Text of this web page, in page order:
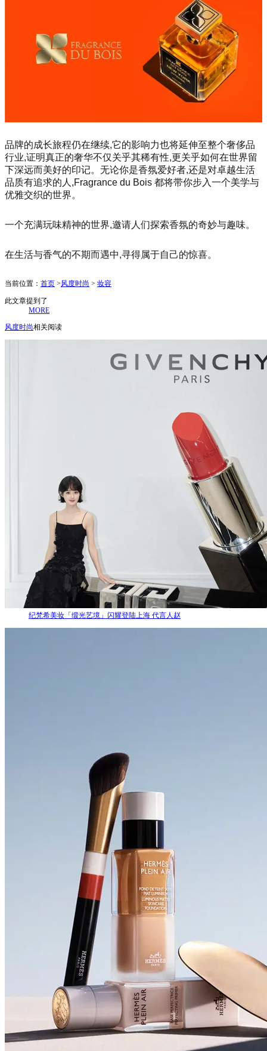
品牌的成长旅程仍在继续,它的影响力也将延伸至整个奢侈品
行业,证明真正的奢华不仅关乎其稀有性,更关乎如何在世界留
下深远而美好的印记。无论你是香氛爱好者,还是对卓越生活
品质有追求的人,Fragrance du Bois 都将带你步入一个美学与
优雅交织的世界。
一个充满玩味精神的世界,邀请人们探索香氛的奇妙与趣味。
在生活与香气的不期而遇中,寻得属于自己的惊喜。
当前位置： 首页 >风度时尚 > 妆容
此文章提到了
MORE
风度时尚相关阅读
纪梵希美妆「缎光艺境」闪耀登陆上海 代言人赵